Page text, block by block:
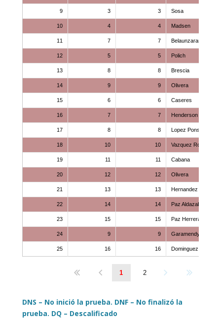
9 3 3 Sosa
10 4 4 Madsen
11 7 7 Belaunzaran
12 5 5 Polich
13 8 8 Brescia
14 9 9 Olivera
15 6 6 Caseres
16 7 7 Henderson
17 8 8 Lopez Pons
18 10 10 Vazquez Rovere
19 11 11 Cabana
20 12 12 Olivera
21 13 13 Hernandez
22 14 14 Paz Aldazabal
23 15 15 Paz Herrera
24 9 9 Garamendy
25 16 16 Dominguez
1 2
DNS – No inició la prueba. DNF – No finalizó la
prueba. DQ – Descalificado